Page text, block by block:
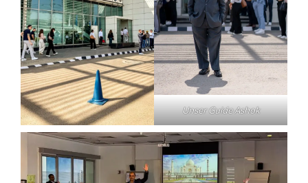
Unser Guide Ashok